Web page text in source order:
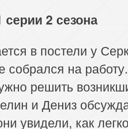
2 сезона
в постели у
на
решить
и Дениз
увидели, как